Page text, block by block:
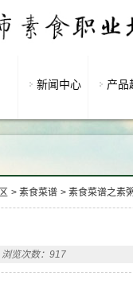
新闻中心 产品
> 素食菜谱 > 素食菜谱之素
浏览次数：917